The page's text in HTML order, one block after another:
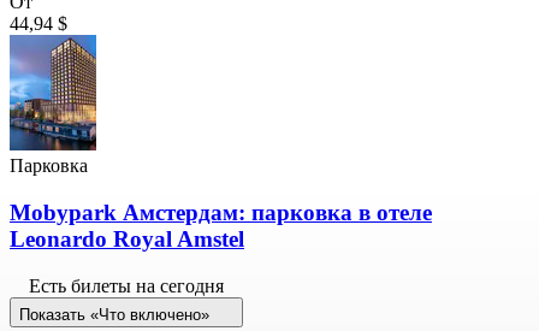
44,94 $
Парковка
Mobypark Амстердам: парковка в отеле
Leonardo Royal Amstel
Есть билеты на сегодня
Показать «Что включено»